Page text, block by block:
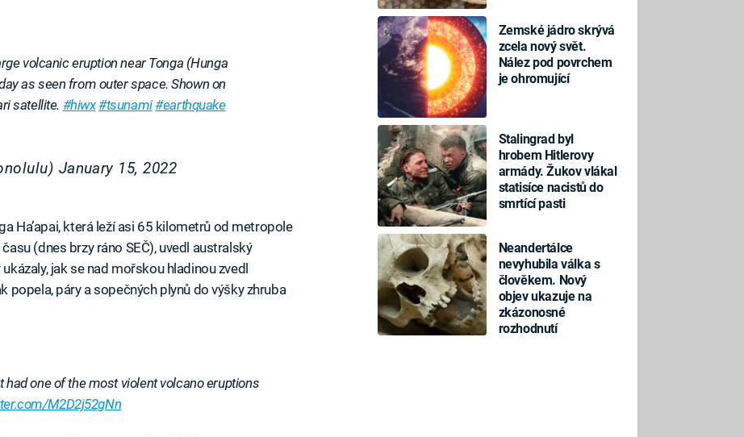
Zemské jádro skrývá
zcela nový svět.
Nález pod povrchem
je ohromující
Stalingrad byl
hrobem Hitlerovy
armády. Žukov vlákal
statisíce nacistů do
smrtící pasti
Neandertálce
nevyhubila válka s
člověkem. Nový
objev ukazuje na
zkázonosné
rozhodnutí
volcanic eruption near Tonga (Hunga
as seen from outer space. Shown on
satellite. #hiwx#tsunami#earthquake
January 15, 2022
Ha’apai, která leží asi 65 kilometrů od metropole
(dnes brzy ráno SEČ), uvedl australský
jak se nad mořskou hladinou zvedl
popela, páry a sopečných plynů do výšky zhruba
had one of the most violent volcano eruptions
M2D2j52gNn